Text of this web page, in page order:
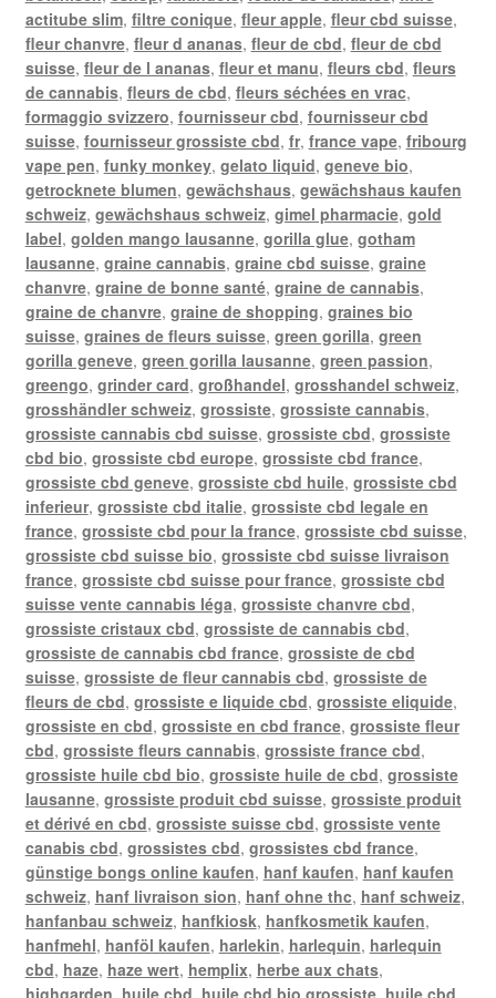
actitube slim, filtre conique, fleur apple, fleur cbd suisse,
fleur chanvre, fleur d ananas, fleur de cbd, fleur de cbd
suisse, fleur de l ananas, fleur et manu, fleurs cbd, fleurs
de cannabis, fleurs de cbd, fleurs séchées en vrac,
formaggio svizzero, fournisseur cbd, fournisseur cbd
suisse, fournisseur grossiste cbd, fr, france vape, fribourg
vape pen, funky monkey, gelato liquid, geneve bio,
getrocknete blumen, gewächshaus, gewächshaus kaufen
schweiz, gewächshaus schweiz, gimel pharmacie, gold
label, golden mango lausanne, gorilla glue, gotham
lausanne, graine cannabis, graine cbd suisse, graine
chanvre, graine de bonne santé, graine de cannabis,
graine de chanvre, graine de shopping, graines bio
suisse, graines de fleurs suisse, green gorilla, green
gorilla geneve, green gorilla lausanne, green passion,
greengo, grinder card, großhandel, grosshandel schweiz,
grosshändler schweiz, grossiste, grossiste cannabis,
grossiste cannabis cbd suisse, grossiste cbd, grossiste
cbd bio, grossiste cbd europe, grossiste cbd france,
grossiste cbd geneve, grossiste cbd huile, grossiste cbd
inferieur, grossiste cbd italie, grossiste cbd legale en
france, grossiste cbd pour la france, grossiste cbd suisse,
grossiste cbd suisse bio, grossiste cbd suisse livraison
france, grossiste cbd suisse pour france, grossiste cbd
suisse vente cannabis léga, grossiste chanvre cbd,
grossiste cristaux cbd, grossiste de cannabis cbd,
grossiste de cannabis cbd france, grossiste de cbd
suisse, grossiste de fleur cannabis cbd, grossiste de
fleurs de cbd, grossiste e liquide cbd, grossiste eliquide,
grossiste en cbd, grossiste en cbd france, grossiste fleur
cbd, grossiste fleurs cannabis, grossiste france cbd,
grossiste huile cbd bio, grossiste huile de cbd, grossiste
lausanne, grossiste produit cbd suisse, grossiste produit
et dérivé en cbd, grossiste suisse cbd, grossiste vente
canabis cbd, grossistes cbd, grossistes cbd france,
günstige bongs online kaufen, hanf kaufen, hanf kaufen
schweiz, hanf livraison sion, hanf ohne thc, hanf schweiz,
hanfanbau schweiz, hanfkiosk, hanfkosmetik kaufen,
hanfmehl, hanföl kaufen, harlekin, harlequin, harlequin
cbd, haze, haze wert, hemplix, herbe aux chats,
highgarden, huile cbd, huile cbd bio grossiste, huile cbd